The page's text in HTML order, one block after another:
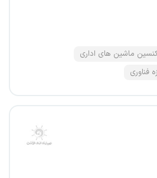
ماشین های اداری
فناوری